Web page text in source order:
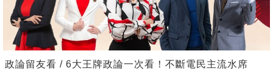
政論留友看 / 6大王牌政論一次看！不斷電民主流水席